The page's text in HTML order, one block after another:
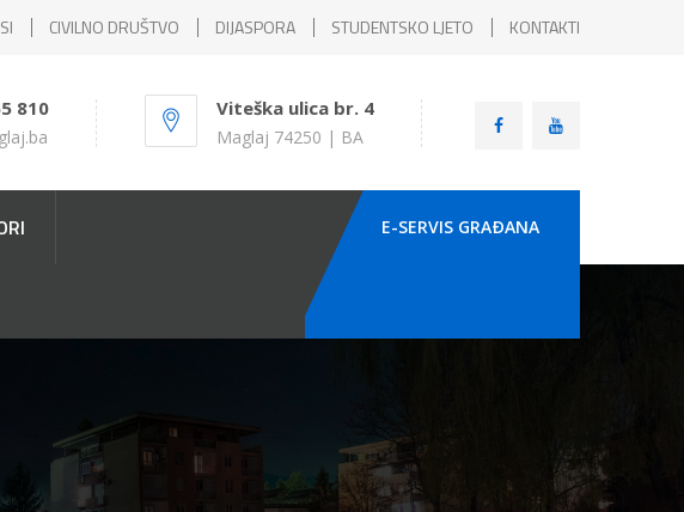
CIVILNO DRUŠTVO DIJASPORA STUDENTSKO LJETO KONTAKTI
810 Viteška ulica br. 4
Maglaj 74250 | BA
E-SERVIS GRAÐANA